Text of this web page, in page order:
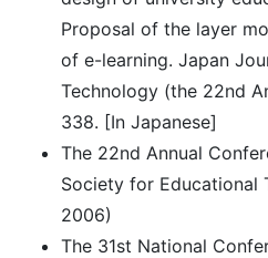
Proposal of the layer
of e-learning. Japan
Technology (the 22nd
338. [In Japanese]
The 22nd Annual
Society for Educational
2006)
The 31st National